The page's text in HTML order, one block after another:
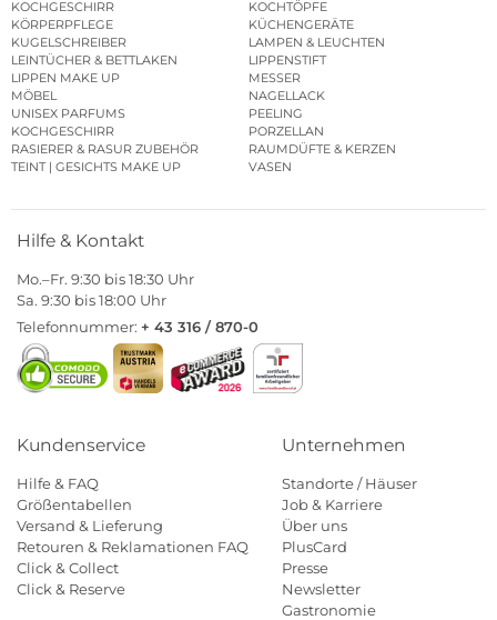
KOCHGESCHIRR
KOCHTÖPFE
KÖRPERPFLEGE
KÜCHENGERÄTE
KUGELSCHREIBER
LAMPEN & LEUCHTEN
LEINTÜCHER & BETTLAKEN
LIPPENSTIFT
LIPPEN MAKE UP
MESSER
MÖBEL
NAGELLACK
UNISEX PARFUMS
PEELING
KOCHGESCHIRR
PORZELLAN
RASIERER & RASUR ZUBEHÖR
RAUMDÜFTE & KERZEN
TEINT | GESICHTS MAKE UP
VASEN
Hilfe & Kontakt
Mo.–Fr. 9:30 bis 18:30 Uhr
Sa. 9:30 bis 18:00 Uhr
Telefonnummer: + 43 316 / 870-0
Kundenservice
Hilfe & FAQ
Größentabellen
Versand & Lieferung
Retouren & Reklamationen FAQ
Click & Collect
Click & Reserve
Unternehmen
Standorte / Häuser
Job & Karriere
Über uns
PlusCard
Presse
Newsletter
Gastronomie